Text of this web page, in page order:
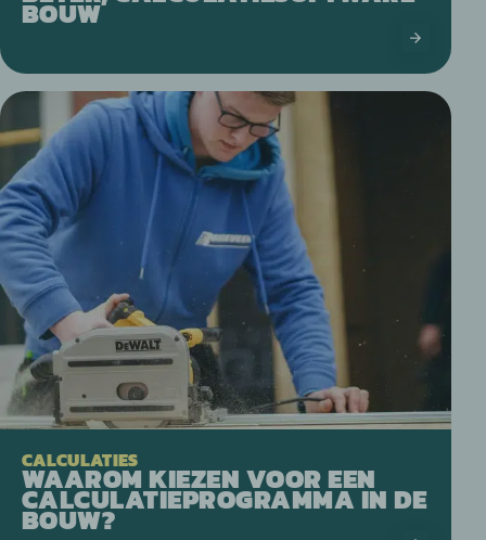
BOUW
CALCULATIES
WAAROM KIEZEN VOOR EEN
CALCULATIEPROGRAMMA IN DE
BOUW?